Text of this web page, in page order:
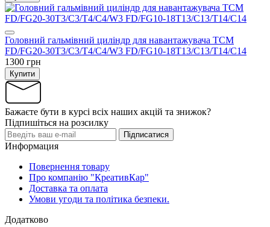
Головний гальмівний циліндр для навантажувача TCM
FD/FG20-30T3/C3/T4/C4/W3 FD/FG10-18T13/C13/T14/C14
1300 грн
Купити
Бажаєте бути в курсі всіх наших акцій та знижок?
Підпишіться на розсилку
Підписатися
Информация
Повернення товару
Про компанію "КреативКар"
Доставка та оплата
Умови угоди та політика безпеки.
Додатково